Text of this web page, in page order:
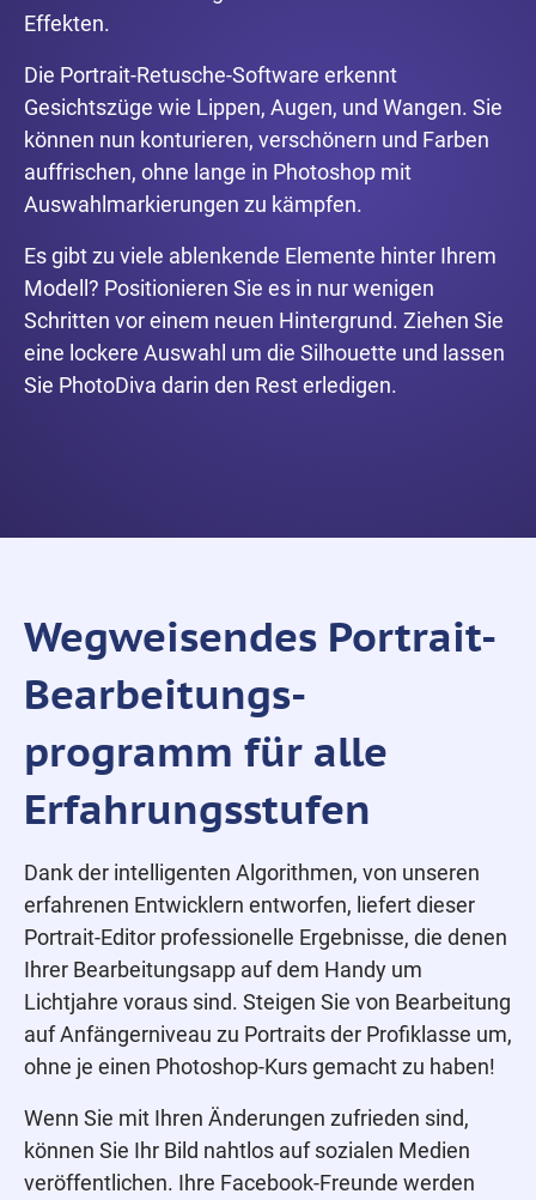
Effekten.
Die Portrait-Retusche-Software erkennt
Gesichtszüge wie Lippen, Augen, und Wangen. Sie
können nun konturieren, verschönern und Farben
auffrischen, ohne lange in Photoshop mit
Auswahlmarkierungen zu kämpfen.
Es gibt zu viele ablenkende Elemente hinter Ihrem
Modell? Positionieren Sie es in nur wenigen
Schritten vor einem neuen Hintergrund. Ziehen Sie
eine lockere Auswahl um die Silhouette und lassen
Sie PhotoDiva darin den Rest erledigen.
Wegweisendes Portrait-
Bearbeitungs-
programm für alle
Erfahrungsstufen
Dank der intelligenten Algorithmen, von unseren
erfahrenen Entwicklern entworfen, liefert dieser
Portrait-Editor professionelle Ergebnisse, die denen
Ihrer Bearbeitungsapp auf dem Handy um
Lichtjahre voraus sind. Steigen Sie von Bearbeitung
auf Anfängerniveau zu Portraits der Profiklasse um,
ohne je einen Photoshop-Kurs gemacht zu haben!
Wenn Sie mit Ihren Änderungen zufrieden sind,
können Sie Ihr Bild nahtlos auf sozialen Medien
veröffentlichen. Ihre Facebook-Freunde werden